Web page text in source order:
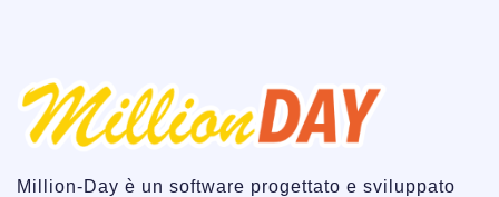
Million-Day è un software progettato e sviluppato